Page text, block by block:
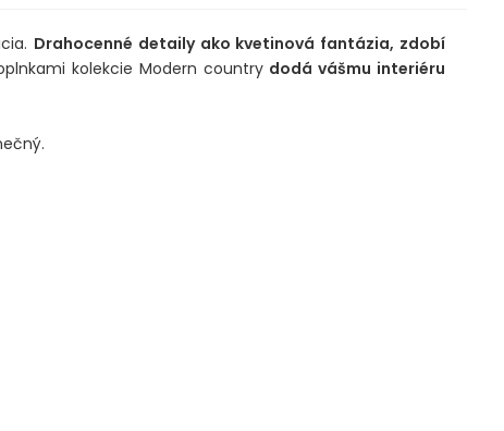
Drahocenné detaily ako kvetinová fantázia, zdobí
kolekcie Modern country dodá vášmu interiéru